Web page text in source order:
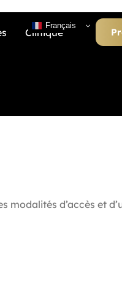
Clinique
Français
modalités d’accès et